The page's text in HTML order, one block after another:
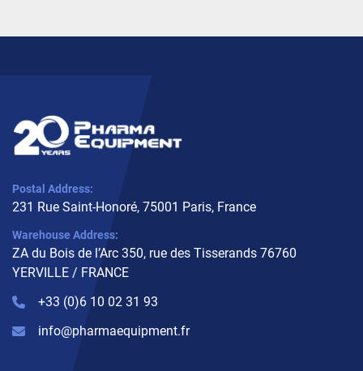
Postal Address:
231 Rue Saint-Honoré, 75001 Paris, France
Warehouse Address:
ZA du Bois de l’Arc 350, rue des Tisserands 76760
YERVILLE / FRANCE
+33 (0)6 10 02 31 93
info@pharmaequipment.fr